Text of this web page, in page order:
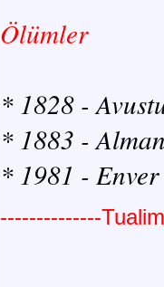
Ölümler
* 1828 -
* 1883 -
* 1981 -
--------------